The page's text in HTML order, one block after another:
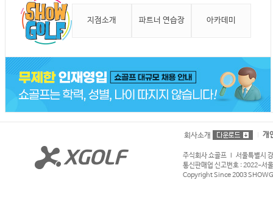
지점소개 파트너 연습장 아카데미
회사소개 개
주식회사 쇼골프 l 서울특별시
통신판매업 신고번호 : 2022-
Copyright Since 2003